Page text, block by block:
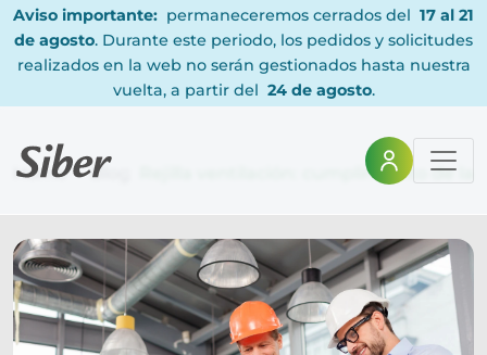
Aviso importante: permaneceremos cerrados del 17 al 21
de agosto. Durante este periodo, los pedidos y solicitudes
realizados en la web no serán gestionados hasta nuestra
vuelta, a partir del 24 de agosto.
Home Blog Rejilla ventilación: cumplimiento de